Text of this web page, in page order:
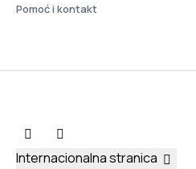
Pomoć i kontakt
Internacionalna stranica